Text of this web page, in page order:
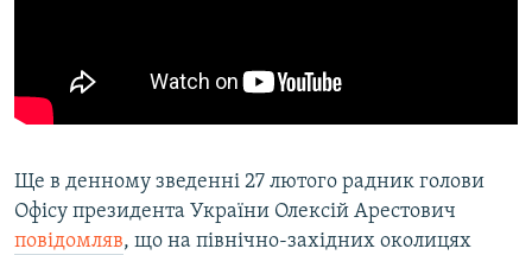
Ще в денному зведенні 27 лютого радник голови
Офісу президента України Олексій Арестович
повідомляв, що на північно-західних околицях